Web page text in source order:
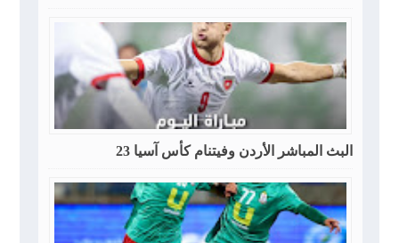
البث المباشر الأردن وفيتنام كأس آسيا 23